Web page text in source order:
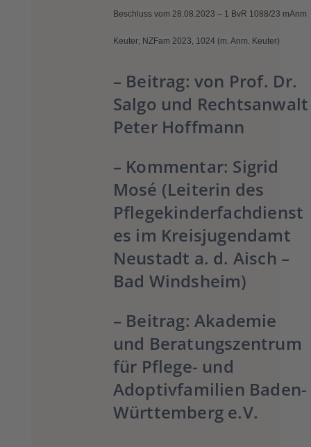
Beschlussvom 28.08.2023 – 1 BvR 1088/23 mAnm
Keuter; NZFam 2023, 1024 (m. Anm. Keuter)
– Beitrag: von Prof. Dr.
Salgo und Rechtsanwalt
Peter Hoffmann
– Kommentar: Sigrid
Mosé (Leiterin des
Pflegekinderfachdienst
es im Kreisjugendamt
Neustadt a. d. Aisch –
Bad Windsheim)
– Beitrag: Akademie
und Beratungszentrum
für Pflege- und
Adoptivfamilien Baden-
Württemberg e.V.